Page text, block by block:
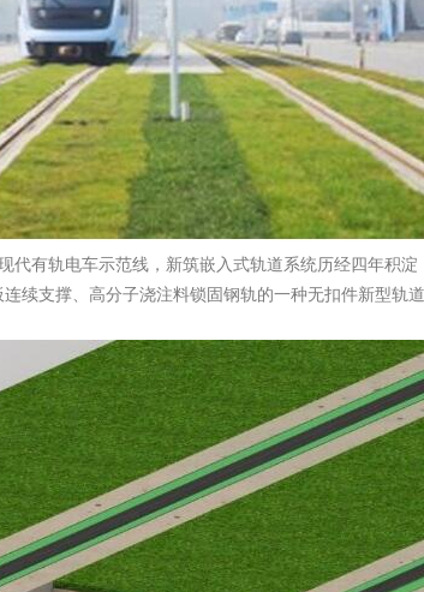
有轨电车示范线，新筑嵌入式轨道系统历经四年积
续支撑、高分子浇注料锁固钢轨的一种无扣件新型轨